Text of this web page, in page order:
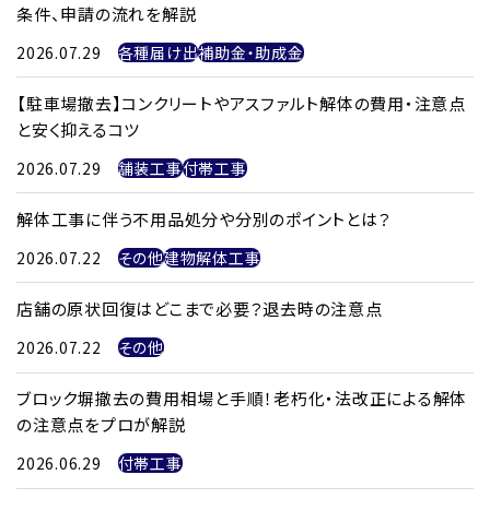
条件、申請の流れを解説
2026.07.29 各種届け出補助金・助成金
【駐車場撤去】コンクリートやアスファルト解体の費用・注意点
と安く抑えるコツ
2026.07.29 舗装工事付帯工事
解体工事に伴う不用品処分や分別のポイントとは？
2026.07.22 その他建物解体工事
店舗の原状回復はどこまで必要？退去時の注意点
2026.07.22 その他
ブロック塀撤去の費用相場と手順！老朽化・法改正による解体
の注意点をプロが解説
2026.06.29 付帯工事